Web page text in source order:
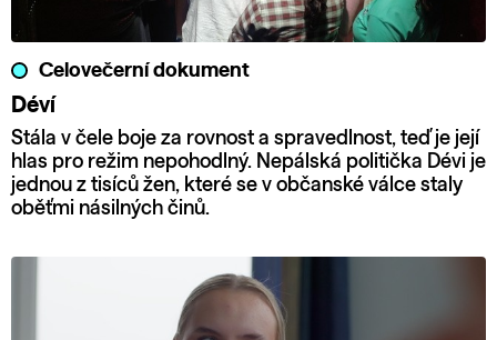
Celovečerní dokument
Déví
Stála v čele boje za rovnost a spravedlnost, teď je její
hlas pro režim nepohodlný. Nepálská politička Dévi je
jednou z tisíců žen, které se v občanské válce staly
oběťmi násilných činů.